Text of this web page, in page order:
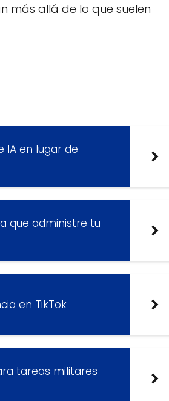
más allá de lo que suelen
IA en lugar de
que administre tu
en TikTok
tareas militares